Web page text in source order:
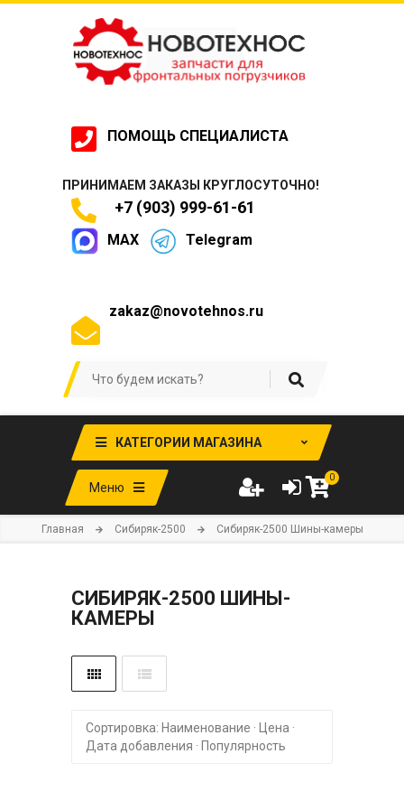
ПОМОЩЬ СПЕЦИАЛИСТА
ПРИНИМАЕМ ЗАКАЗЫ КРУГЛОСУТОЧНО!
+7 (903) 999-61-61
MAX Telegram
zakaz@novotehnos.ru
КАТЕГОРИИ МАГАЗИНА
Меню
0
Главная Cибиряк-2500 Cибиряк-2500 Шины-камеры
CИБИРЯК-2500 ШИНЫ-
КАМЕРЫ
Сортировка: Наименование · Цена ·
Дата добавления · Популярность